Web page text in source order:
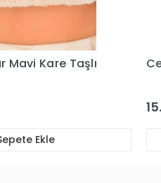
Altın Yüzük
Ekle